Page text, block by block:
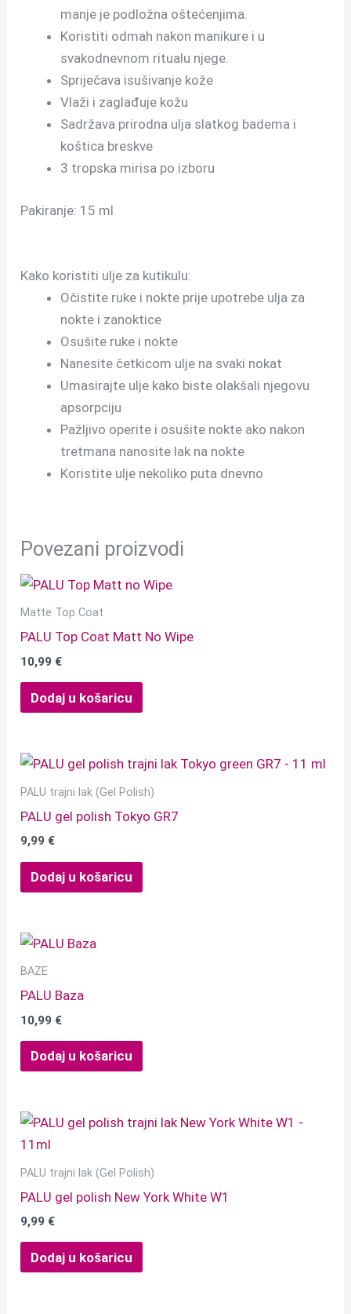
manje je podložna oštećenjima.
Koristiti odmah nakon manikure i u
svakodnevnom ritualu njege.
Spriječava isušivanje kože
Vlaži i zaglađuje kožu
Sadržava prirodna ulja slatkog badema i
koštica breskve
3 tropska mirisa po izboru
Pakiranje: 15 ml
Kako koristiti ulje za kutikulu:
Očistite ruke i nokte prije upotrebe ulja za
nokte i zanoktice
Osušite ruke i nokte
Nanesite četkicom ulje na svaki nokat
Umasirajte ulje kako biste olakšali njegovu
apsorpciju
Pažljivo operite i osušite nokte ako nakon
tretmana nanosite lak na nokte
Koristite ulje nekoliko puta dnevno
Povezani proizvodi
Matte Top Coat
PALU Top Coat Matt No Wipe
10,99 €
Dodaj u košaricu
PALU trajni lak (Gel Polish)
PALU gel polish Tokyo GR7
9,99 €
Dodaj u košaricu
BAZE
PALU Baza
10,99 €
Dodaj u košaricu
PALU trajni lak (Gel Polish)
PALU gel polish New York White W1
9,99 €
Dodaj u košaricu